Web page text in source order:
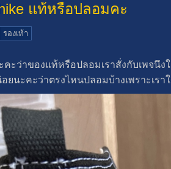
แท้หรือปลอมคะ
รองเท้า
ะว่าของแท้หรือปลอมเราสั่งกับเพจนึ
นะคะว่าตรงไหนปลอมบ้างเพราะเร